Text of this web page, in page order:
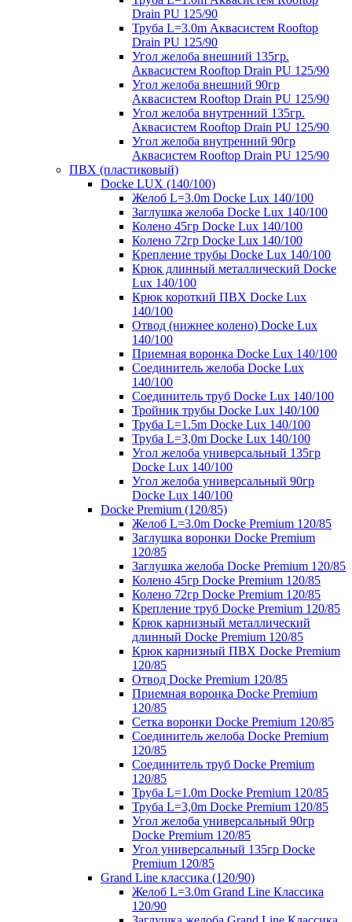
Drain PU 125/90
Труба L=3.0m Аквасистем Rooftop
Drain PU 125/90
Угол желоба внешний 135гр.
Аквасистем Rooftop Drain PU 125/90
Угол желоба внешний 90гр
Аквасистем Rooftop Drain PU 125/90
Угол желоба внутренний 135гр.
Аквасистем Rooftop Drain PU 125/90
Угол желоба внутренний 90гр
Аквасистем Rooftop Drain PU 125/90
ПВХ (пластиковый)
Docke LUX (140/100)
Желоб L=3.0m Docke Lux 140/100
Заглушка желоба Docke Lux 140/100
Колено 45гр Docke Lux 140/100
Колено 72гр Docke Lux 140/100
Крепление трубы Docke Lux 140/100
Крюк длинный металлический Docke
Lux 140/100
Крюк короткий ПВХ Docke Lux
140/100
Отвод (нижнее колено) Docke Lux
140/100
Приемная воронка Docke Lux 140/100
Соединитель желоба Docke Lux
140/100
Соединитель труб Docke Lux 140/100
Тройник трубы Docke Lux 140/100
Труба L=1.5m Docke Lux 140/100
Труба L=3,0m Docke Lux 140/100
Угол желоба универсальный 135гр
Docke Lux 140/100
Угол желоба универсальный 90гр
Docke Lux 140/100
Docke Premium (120/85)
Желоб L=3.0m Docke Premium 120/85
Заглушка воронки Docke Premium
120/85
Заглушка желоба Docke Premium 120/85
Колено 45гр Docke Premium 120/85
Колено 72гр Docke Premium 120/85
Крепление труб Docke Premium 120/85
Крюк карнизный металлический
длинный Docke Premium 120/85
Крюк карнизный ПВХ Docke Premium
120/85
Отвод Docke Premium 120/85
Приемная воронка Docke Premium
120/85
Сетка воронки Docke Premium 120/85
Соединитель желоба Docke Premium
120/85
Соединитель труб Docke Premium
120/85
Труба L=1.0m Docke Premium 120/85
Труба L=3,0m Docke Premium 120/85
Угол желоба универсальный 90гр
Docke Premium 120/85
Угол универсальный 135гр Docke
Premium 120/85
Grand Line классика (120/90)
Желоб L=3.0m Grand Line Классика
120/90